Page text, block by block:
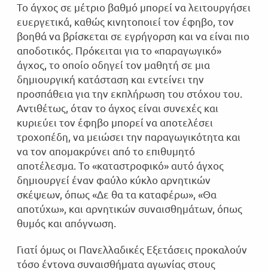
Το άγχος σε μέτριο βαθμό μπορεί να λειτουργήσει
ευεργετικά, καθώς κινητοποιεί τον έφηβο, τον
βοηθά να βρίσκεται σε εγρήγορση και να είναι πιο
αποδοτικός. Πρόκειται για το «παραγωγικό»
άγχος, το οποίο οδηγεί τον μαθητή σε μια
δημιουργική κατάσταση και εντείνει την
προσπάθεια για την εκπλήρωση του στόχου του.
Αντιθέτως, όταν το άγχος είναι συνεχές και
κυριεύει τον έφηβο μπορεί να αποτελέσει
τροχοπέδη, να μειώσει την παραγωγικότητα και
να τον απομακρύνει από το επιθυμητό
αποτέλεσμα. Το «καταστροφικό» αυτό άγχος
δημιουργεί έναν φαύλο κύκλο αρνητικών
σκέψεων, όπως «Δε θα τα καταφέρω», «Θα
αποτύχω», και αρνητικών συναισθημάτων, όπως
θυμός και απόγνωση.
Γιατί όμως οι Πανελλαδικές Εξετάσεις προκαλούν
τόσο έντονα συναισθήματα αγωνίας στους